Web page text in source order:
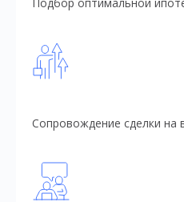
Сопровождение сделки на